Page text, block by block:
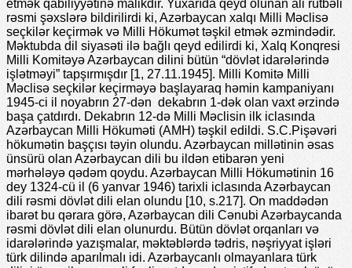
etmək qabiliyyətinə malikdir. Yuxarıda qeyd olunan ali rütbəli
rəsmi şəxslərə bildirilirdi ki, Azərbaycan xalqı Milli Məclisə
seçkilər keçirmək və Milli Hökumət təşkil etmək əzmindədir.
Məktubda dil siyasəti ilə bağlı qeyd edilirdi ki, Xalq Konqresi
Milli Komitəyə Azərbaycan dilini bütün “dövlət idarələrində
işlətməyi” tapşırmışdır [1, 27.11.1945]. Milli Komitə Milli
Məclisə seçkilər keçirməyə başlayaraq həmin kampaniyanı
1945-ci il noyabrın 27-dən dekabrın 1-dək olan vaxt ərzində
başa çatdırdı. Dekabrın 12-də Milli Məclisin ilk iclasında
Azərbaycan Milli Hökuməti (AMH) təşkil edildi. S.C.Pişəvəri
hökumətin başçısı təyin olundu. Azərbaycan millətinin əsas
ünsürü olan Azərbaycan dili bu ildən etibarən yeni
mərhələyə qədəm qoydu. Azərbaycan Milli Hökumətinin 16
dey 1324-cü il (6 yanvar 1946) tarixli iclasında Azərbaycan
dili rəsmi dövlət dili elan olundu [10, s.217]. On maddədən
ibarət bu qərara görə, Azərbaycan dili Cənubi Azərbaycanda
rəsmi dövlət dili elan olunurdu. Bütün dövlət orqanları və
idarələrində yazışmalar, məktəblərdə tədris, nəşriyyat işləri
türk dilində aparılmalı idi. Azərbaycanlı olmayanlara türk